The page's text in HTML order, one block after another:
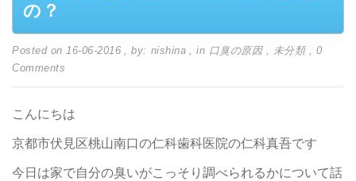
の？
Posted on 16-06-2016 , by: nishina , in 口臭の原因, 未分類 , 0
Comments
こんにちは
京都市伏見区桃山南口の仁科歯科医院の仁科真吾です
今日は家で自分の臭いがこっそり調べられるかについて話